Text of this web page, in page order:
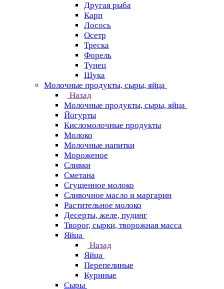
Другая рыба
Карп
Лосось
Осетр
Треска
Форель
Тунец
Щука
Молочные продукты, сыры, яйца
Назад
Молочные продукты, сыры, яйца
Йогурты
Кисломолочные продукты
Молоко
Молочные напитки
Мороженое
Сливки
Сметана
Сгущенное молоко
Сливочное масло и маргарин
Растительное молоко
Десерты, желе, пудинг
Творог, сырки, творожная масса
Яйца
Назад
Яйца
Перепелиные
Куриные
Сыры